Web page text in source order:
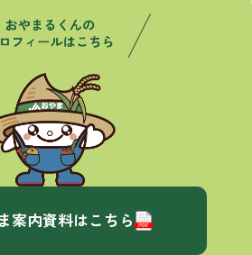
案内資料はこちら